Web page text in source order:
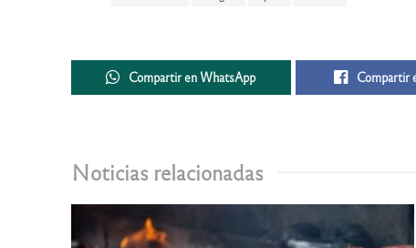
Compartir en WhatsApp Compartir
Noticias relacionadas